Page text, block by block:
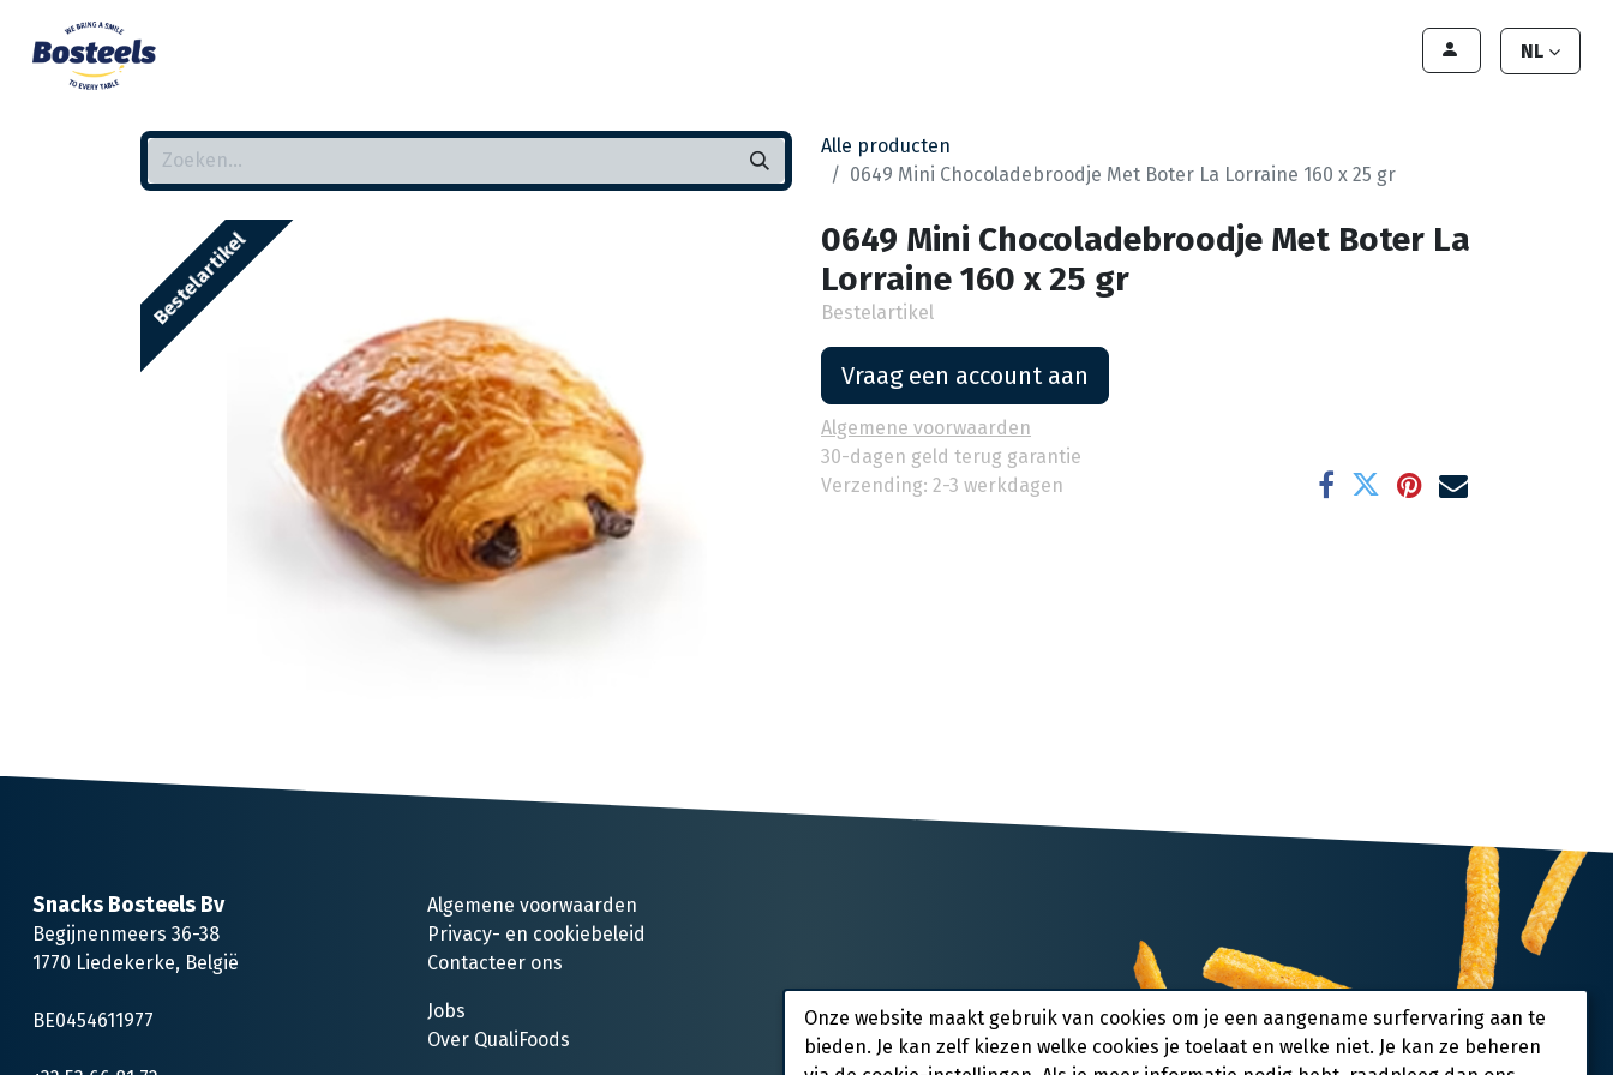
NL
Alle producten
0649 Mini Chocoladebroodje Met Boter La Lorraine 160 x 25 gr
Bestelartikel
0649 Mini Chocoladebroodje Met Boter La
Lorraine 160 x 25 gr
Bestelartikel
Vraag een account aan
Algemene voorwaarden
30-dagen geld terug garantie
Verzending: 2-3 werkdagen
Snacks Bosteels Bv
Begijnenmeers 36-38
1770 Liedekerke, België
BE0454611977
Algemene voorwaarden
Privacy- en cookiebeleid
Contacteer ons
Jobs
Over QualiFoods
Onze website maakt gebruik van cookies om je een aangename surfervaring aan te
bieden. Je kan zelf kiezen welke cookies je toelaat en welke niet. Je kan ze beheren